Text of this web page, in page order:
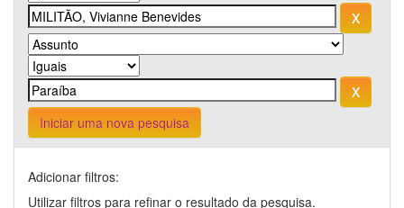
Iniciar uma nova pesquisa
Adicionar filtros:
Utilizar filtros para refinar o resultado da pesquisa.